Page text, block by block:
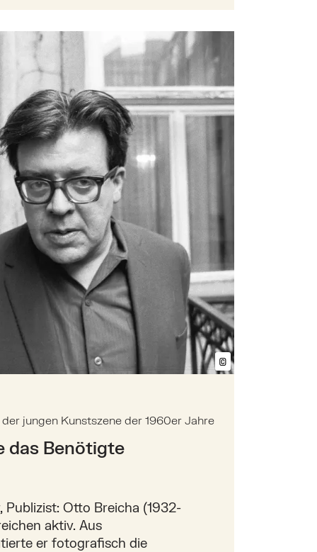
© Bildtext
jungen Kunstszene der 1960er Jahre
das Benötigte
Publizist: Otto Breicha (1932-
aktiv. Aus
er fotografisch die
der jungen Kunstszene der 1960er Jahre